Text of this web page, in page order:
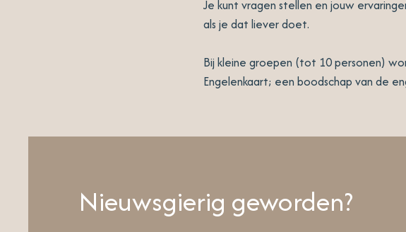
Je kunt vragen stellen en jouw
als je dat liever doet.
Bij kleine groepen (tot 10 personen)
Engelenkaart; een boodschap van de
Nieuwsgierig geworden?